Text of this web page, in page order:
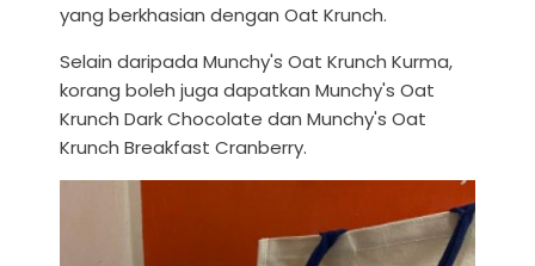
yang berkhasian dengan Oat Krunch.
Selain daripada Munchy's Oat Krunch Kurma,
korang boleh juga dapatkan Munchy's Oat
Krunch Dark Chocolate dan Munchy's Oat
Krunch Breakfast Cranberry.